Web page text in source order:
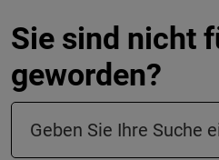
Sie sind nicht
geworden?
Suchfeld in der Fußzeile